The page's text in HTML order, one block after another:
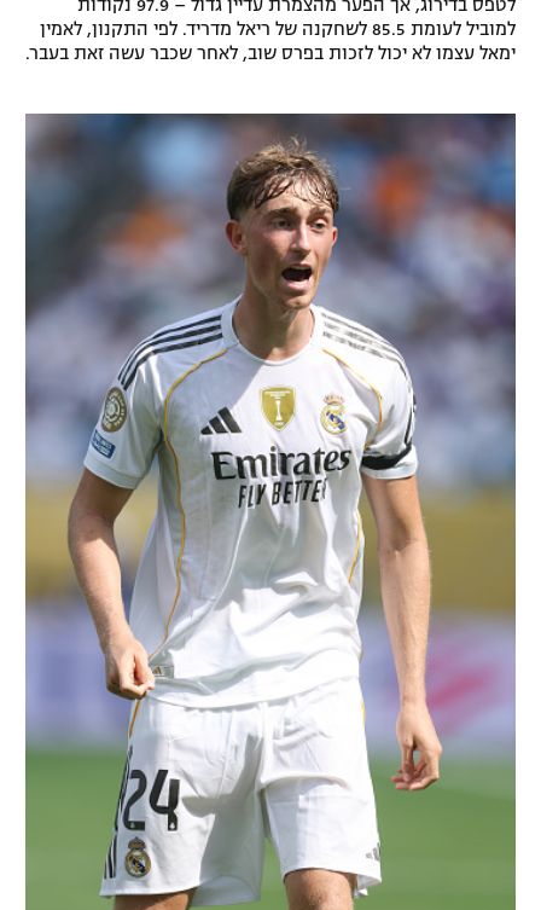
מדיניות פרטיות
תקנון פעילות ספורט 1
רשיון להקרנה פומבית לבית עסק
הצטרפות לחבילת הערוצים
לוח דרושים – ג'ובנט
המגזין
אומנויות לחימה
גיימינג E-Sports
לטפס בדירוג, אך הפער מהצמרת עדיין גדול – 97.9 נקודות
למוביל לעומת 85.5 לשחקנה של ריאל מדריד. לפי התקנון, לאמין
ימאל עצמו לא יכול לזכות בפרס שוב, לאחר שכבר עשה זאת בעבר.